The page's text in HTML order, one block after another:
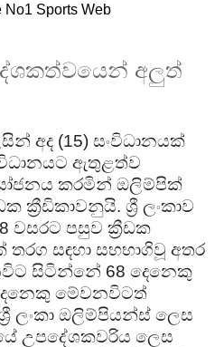
No1 Sports Web
අලුත්
අද (15) සංවිධානයක්
ඇතුළත්ව
කරමින් ඔලිම්පික්
ක්‍රීඩිකාවනුයි. ශ්‍රී ලංකාව
වසරට පසුව ක්‍රීඩක
සඳහා සහභාගිවූ අතර
සිටින්නේ 68 දෙනෙකු
මේවනවිටත්
ලංකා ඔලිම්පියන්ස් ලෙස
උපදේශකවරිය ලෙස